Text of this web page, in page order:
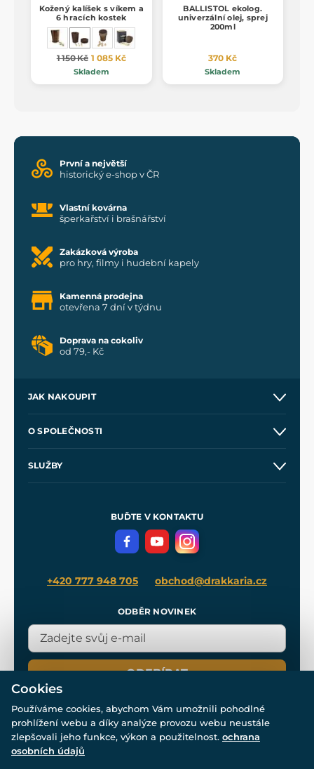
Kožený kalíšek s víkem a
6 hracích kostek
1 150 Kč 1 085 Kč
Skladem
BALLISTOL ekolog.
univerzální olej, sprej
200ml
370 Kč
Skladem
První a největší
historický e-shop v ČR
Vlastní kovárna
šperkařství i brašnářství
Zakázková výroba
pro hry, filmy i hudební kapely
Kamenná prodejna
otevřena 7 dní v týdnu
Doprava na cokoliv
od 79,- Kč
JAK NAKOUPIT
Velkoobchod
O SPOLEČNOSTI
SLUŽBY
Meče pro Kingdom Come
BUĎTE V KONTAKTU
+420 777 948 705 obchod@drakkaria.cz
ODBĚR NOVINEK
ODEBÍRAT
© Všechna práva vyhrazena. www.drakkaria.cz 2007-2026.
Cookies
Používáme cookies, abychom Vám umožnili pohodlné
prohlížení webu a díky analýze provozu webu neustále
zlepšovali jeho funkce, výkon a použitelnost. ochrana
osobních údajů